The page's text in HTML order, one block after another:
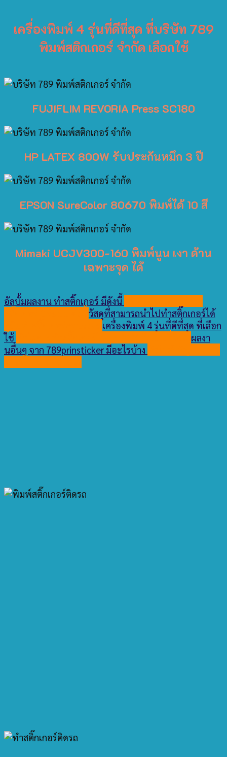
เครื่องพิมพ์ 4 รุ่นที่ดีที่สุด ที่บริษัท 789
พิมพ์สติกเกอร์ จำกัด เลือกใช้
FUJIFLIM REVORIA Press SC180
HP LATEX 800W รับประกันหมึก 3 ปี
EPSON SureColor 80670 พิมพ์ได้ 10 สี
Mimaki UCJV300-160 พิมพ์นูน เงา ด้าน
เฉพาะจุด ได้
อัลบั้มผลงาน ทำสติ๊กเกอร์ มีดังนี้
วัสดุที่สามารถนำไปทำสติ๊กเกอร์ได้
เครื่องพิมพ์ 4 รุ่นที่ดีที่สุด ที่เลือก
ใช้
ผลงา
นอื่นๆ จาก 789prinsticker มีอะไรบ้าง